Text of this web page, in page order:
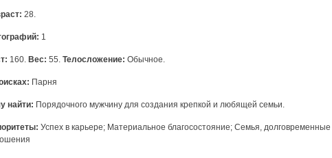
28.
1
160. Вес: 55. Телосложение: Обычное.
Парня
найти: Порядочного мужчину для создания крепкой и любящей семьи.
Успех в карьере; Материальное благосостояние; Семья, долговременные